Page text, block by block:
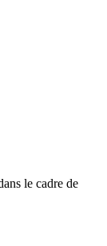
le cadre de